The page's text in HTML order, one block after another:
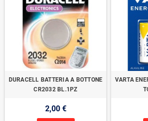
DURACELL BATTERIA A BOTTONE
CR2032 BL.1PZ
2,00 €
VARTA